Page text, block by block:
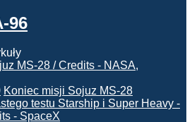
96
Koniec misji Sojuz MS-28